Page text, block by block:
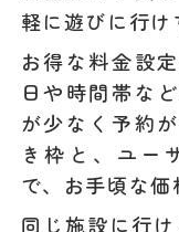
軽に遊びに行け
お得な料金設
日や時間帯な
が少なく予約
き枠と、ユー
で、お手頃な価
同じ施設に行